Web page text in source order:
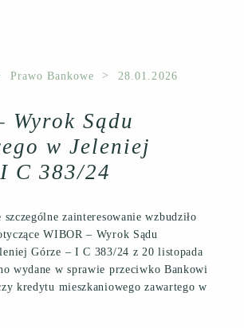
Prawo Bankowe 28.01.2026
Wyrok Sądu
w Jeleniej
C 383/24
zainteresowanie wzbudziło
WIBOR – Wyrok Sądu
Górze – I C 383/24 z 20 listopada
wydane w sprawie przeciwko Bankowi
kredytu mieszkaniowego zawartego w